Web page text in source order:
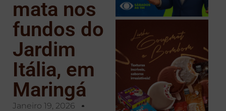
mata nos
fundos do
Jardim
Itália, em
Maringá
Janeiro 19, 2026